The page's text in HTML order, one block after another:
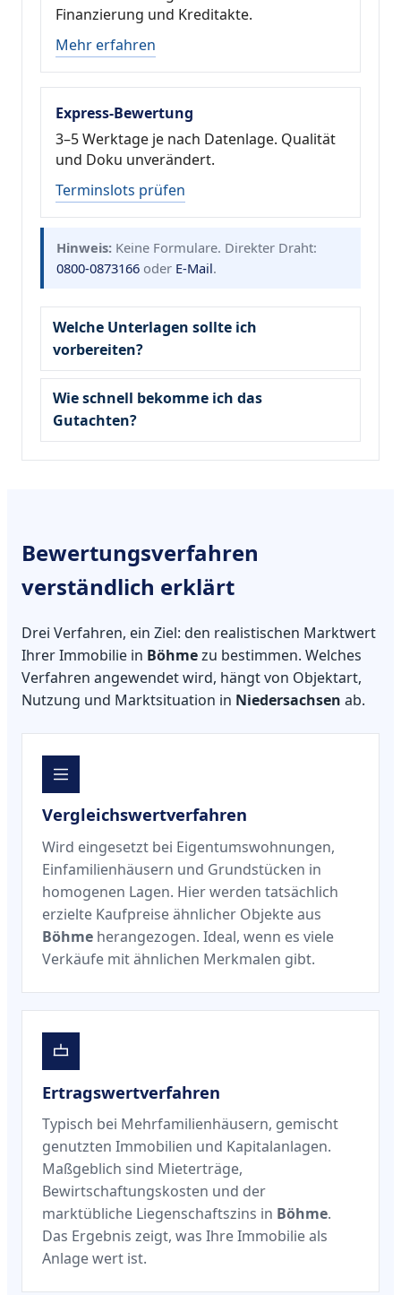
Finanzierung und Kreditakte.
Mehr erfahren
Express-Bewertung
3–5 Werktage je nach Datenlage. Qualität
und Doku unverändert.
Terminslots prüfen
Hinweis: Keine Formulare. Direkter Draht:
0800-0873166 oder E-Mail.
Welche Unterlagen sollte ich
vorbereiten?
Wie schnell bekomme ich das
Gutachten?
Bewertungsverfahren
verständlich erklärt
Drei Verfahren, ein Ziel: den realistischen Marktwert
Ihrer Immobilie in Böhmezu bestimmen. Welches
Verfahren angewendet wird, hängt von Objektart,
Nutzung und Marktsituation in Niedersachsen ab.
Vergleichswertverfahren
Wird eingesetzt bei Eigentumswohnungen,
Einfamilienhäusern und Grundstücken in
homogenen Lagen. Hier werden tatsächlich
erzielte Kaufpreise ähnlicher Objekte aus
Böhme herangezogen. Ideal, wenn es viele
Verkäufe mit ähnlichen Merkmalen gibt.
Ertragswertverfahren
Typisch bei Mehrfamilienhäusern, gemischt
genutzten Immobilien und Kapitalanlagen.
Maßgeblich sind Mieterträge,
Bewirtschaftungskosten und der
marktübliche Liegenschaftszins in Böhme.
Das Ergebnis zeigt, was Ihre Immobilie als
Anlage wert ist.